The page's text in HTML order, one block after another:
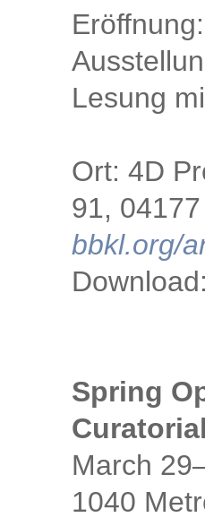
Lesung
Ort: 4D
91,
bbkl.org/
Download:
Spring
March
1040